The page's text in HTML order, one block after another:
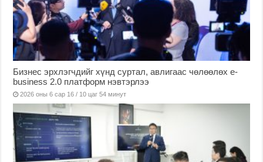
Бизнес эрхлэгчдийг хүнд суртал, авлигаас чөлөөлөх е-
business 2.0 платформ нэвтэрлээ
2026 оны 6 сар 16 / 10 цаг 54 минут